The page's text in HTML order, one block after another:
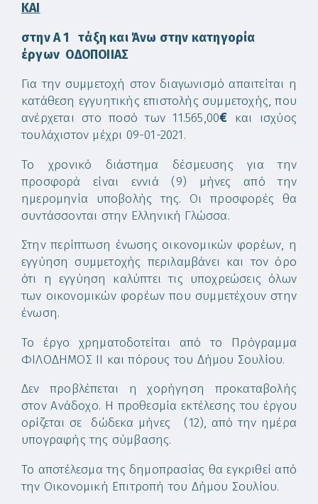
ΚΑΙ
στην Α 1 τάξη και Άνω στην κατηγορία
έργων ΟΔΟΠΟΙΙΑΣ
Για την συμμετοχή στον διαγωνισμό απαιτείται η
κατάθεση εγγυητικής επιστολής συμμετοχής, που
ανέρχεται στο ποσό των 11.565,00€ και ισχύος
τουλάχιστον μέχρι 09-01-2021.
Το χρονικό διάστημα δέσμευσης για την
προσφορά είναι εννιά (9) μήνες από την
ημερομηνία υποβολής της. Οι προσφορές θα
συντάσσονται στην Ελληνική Γλώσσα.
Στην περίπτωση ένωσης οικονομικών φορέων, η
εγγύηση συμμετοχής περιλαμβάνει και τον όρο
ότι η εγγύηση καλύπτει τις υποχρεώσεις όλων
των οικονομικών φορέων που συμμετέχουν στην
ένωση.
Το έργο χρηματοδοτείται από το Πρόγραμμα
ΦΙΛΟΔΗΜΟΣ ΙΙ και πόρους του Δήμου Σουλίου.
Δεν προβλέπεται η χορήγηση προκαταβολής
στον Ανάδοχο. Η προθεσμία εκτέλεσης του έργου
ορίζεται σε δώδεκα μήνες (12), από την ημέρα
υπογραφής της σύμβασης.
Το αποτέλεσμα της δημοπρασίας θα εγκριθεί από
την Οικονομική Επιτροπή του Δήμου Σουλίου.